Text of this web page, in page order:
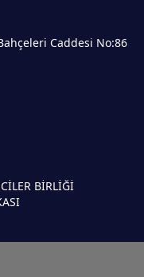
BİRLİĞİ
Caddesi No:86